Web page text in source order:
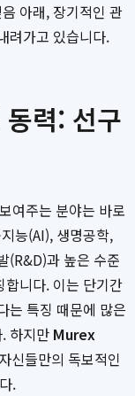
아래, 장기적인 관
려가고 있습니다.
력: 선구
여주는 분야는 바로
능(AI), 생명공학,
(R&D)과 높은 수준
합니다. 이는 단기간
는 특징 때문에 많은
하지만 Murex
신들만의 독보적인
.